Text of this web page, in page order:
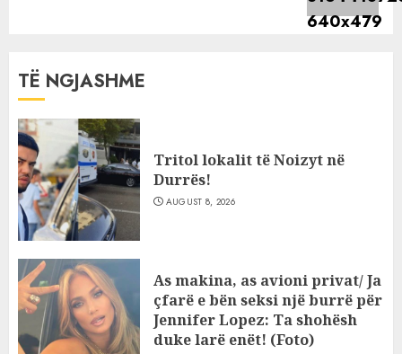
TË NGJASHME
Tritol lokalit të Noizyt në
Durrës!
AUGUST 8, 2026
As makina, as avioni privat/ Ja
çfarë e bën seksi një burrë për
Jennifer Lopez: Ta shohësh
duke larë enët! (Foto)